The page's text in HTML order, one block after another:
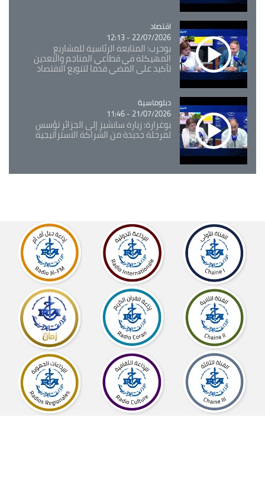
Catégorie
اقتصاد
22/07/2026 - 12:13
بوحرب: المتابعة الرئاسية للمشاريع
المهيكلة في قطاعي المناجم والتعدين
تأكيد على المضي قدما لتنويع الاقتصاد
Catégorie
دبلوماسية
21/07/2026 - 11:46
بوغرارة: زيارة سانشيز إلى الجزائر تؤسس
لمرحلة جديدة من الشراكة الاستراتيجية